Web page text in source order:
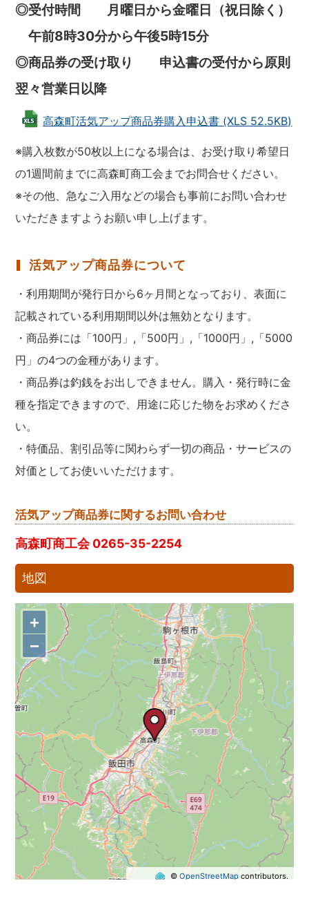
◎受付時間 月曜日から金曜日（祝日除く）
午前8時30分から午後5時15分
◎商品券の受け取り 申込書の受付から原則
翌々営業日以降
高森町活気アップ商品券購入申込書 (XLS 52.5KB)
※購入枚数が50枚以上になる場合は、お受け取り希望日
の1週間前までに高森町商工会までお問合せください。
※その他、急なご入用などの場合も事前にお問い合わせ
いただきますようお願い申し上げます。
活気アップ商品券について
・利用期間が発行日から6ヶ月間となっており、表面に
記載されている利用期間以外は無効となります。
・商品券には「100円」,「500円」,「1000円」,「5000
円」の4つの金種があります。
・商品券は釣銭をお出しできません。購入・発行時に金
種を指定できますので、用途に応じた物をお求めくださ
い。
・特価品、割引品等に関わらず一切の商品・サービスの
対価としてお使いいただけます。
活気アップ商品券に関するお問い合わせ
高森町商工会 0265-35-2254
地図
+
−
© OpenStreetMap contributors.